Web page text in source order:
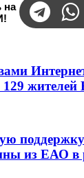
на
129
из ЕАО в